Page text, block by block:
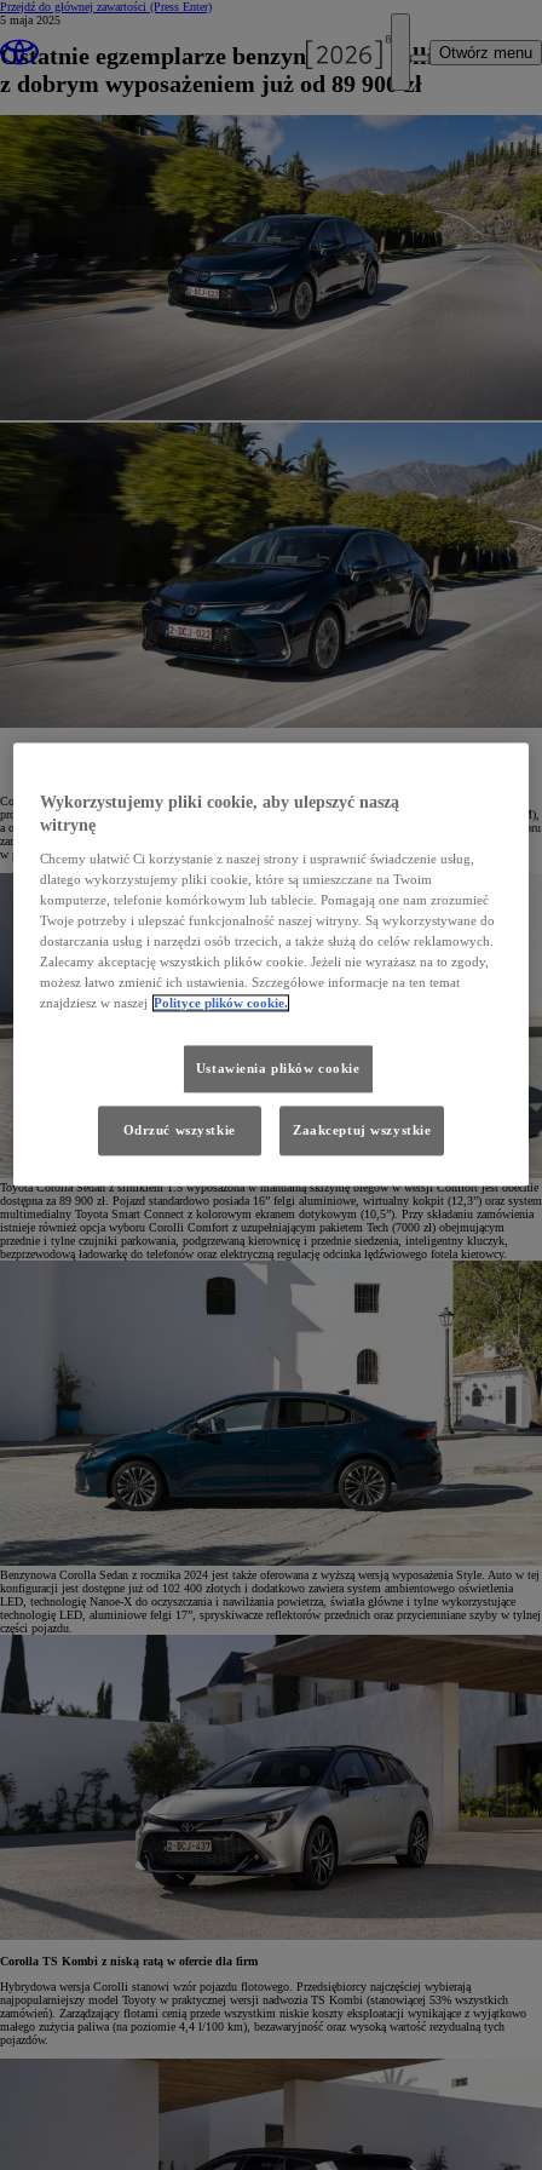
Przejdź do głównej zawartości (Press Enter)
Otwórz menu
5 maja 2025
Ostatnie egzemplarze benzynowej Corolli Sedan
z dobrym wyposażeniem już od 89 900 zł
Corolla Sedan to eleganckie auto dla całej rodziny z pojemnym bagażnikiem. W 2024 roku zakończono
produkcję tej limuzyny z niezawodnym silnikiem benzynowym o pojemności 1,5 litra (generującym 125 KM),
a ostatnie egzemplarze z tą jednostką można jeszcze nabyć w salonach Toyoty z możliwością szybkiego odbioru
zamówionego pojazdu. Uczestnicząc w programie Giełda Toyoty*, można zaoszczędzić aż 22 tysiące zł
w porównaniu z ceną katalogową.
Toyota Corolla Sedan z silnikiem 1.5 wyposażona w manualną skrzynię biegów w wersji Comfort jest obecnie
dostępna za 89 900 zł. Pojazd standardowo posiada 16” felgi aluminiowe, wirtualny kokpit (12,3”) oraz system
multimedialny Toyota Smart Connect z kolorowym ekranem dotykowym (10,5”). Przy składaniu zamówienia
istnieje również opcja wyboru Corolli Comfort z uzupełniającym pakietem Tech (7000 zł) obejmującym
przednie i tylne czujniki parkowania, podgrzewaną kierownicę i przednie siedzenia, inteligentny kluczyk,
bezprzewodową ładowarkę do telefonów oraz elektryczną regulację odcinka lędźwiowego fotela kierowcy.
Benzynowa Corolla Sedan z rocznika 2024 jest także oferowana z wyższą wersją wyposażenia Style. Auto w tej
konfiguracji jest dostępne już od 102 400 złotych i dodatkowo zawiera system ambientowego oświetlenia
LED, technologię Nanoe-X do oczyszczania i nawilżania powietrza, światła główne i tylne wykorzystujące
technologię LED, aluminiowe felgi 17”, spryskiwacze reflektorów przednich oraz przyciemniane szyby w tylnej
części pojazdu.
Corolla TS Kombi z niską ratą w ofercie dla firm
Hybrydowa wersja Corolli stanowi wzór pojazdu flotowego. Przedsiębiorcy najczęściej wybierają
najpopularniejszy model Toyoty w praktycznej wersji nadwozia TS Kombi (stanowiącej 53% wszystkich
zamówień). Zarządzający flotami cenią przede wszystkim niskie koszty eksploatacji wynikające z wyjątkowo
małego zużycia paliwa (na poziomie 4,4 l/100 km), bezawaryjność oraz wysoką wartość rezydualną tych
pojazdów.
Wykorzystujemy pliki cookie, aby ulepszyć naszą
witrynę
Chcemy ułatwić Ci korzystanie z naszej strony i usprawnić świadczenie usług,
dlatego wykorzystujemy pliki cookie, które są umieszczane na Twoim
komputerze, telefonie komórkowym lub tablecie. Pomagają one nam zrozumieć
Twoje potrzeby i ulepszać funkcjonalność naszej witryny. Są wykorzystywane do
dostarczania usług i narzędzi osób trzecich, a także służą do celów reklamowych.
Zalecamy akceptację wszystkich plików cookie. Jeżeli nie wyrażasz na to zgody,
możesz łatwo zmienić ich ustawienia. Szczegółowe informacje na ten temat
znajdziesz w naszej Polityce plików cookie.
Ustawienia plików cookie
Odrzuć wszystkie Zaakceptuj wszystkie